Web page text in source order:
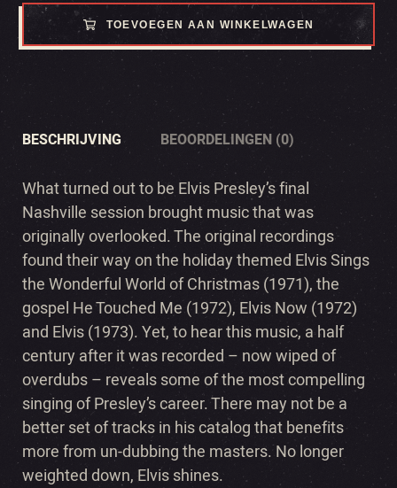
TOEVOEGEN AAN WINKELWAGEN
BESCHRIJVING BEOORDELINGEN (0)
What turned out to be Elvis Presley’s final
Nashville session brought music that was
originally overlooked. The original recordings
found their way on the holiday themed Elvis Sings
the Wonderful World of Christmas (1971), the
gospel He Touched Me (1972), Elvis Now (1972)
and Elvis (1973). Yet, to hear this music, a half
century after it was recorded – now wiped of
overdubs – reveals some of the most compelling
singing of Presley’s career. There may not be a
better set of tracks in his catalog that benefits
more from un-dubbing the masters. No longer
weighted down, Elvis shines.